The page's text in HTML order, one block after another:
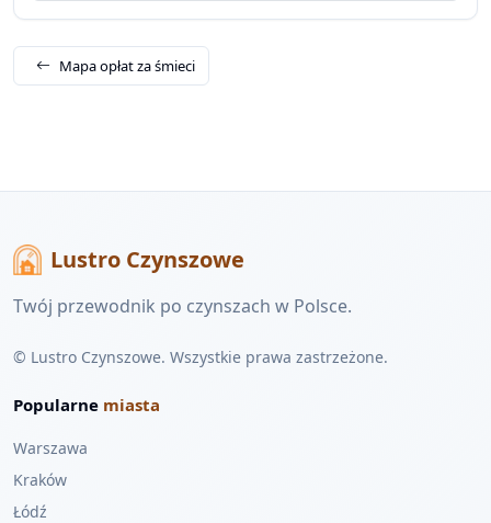
Mapa opłat za śmieci
Lustro Czynszowe
Twój przewodnik po czynszach w Polsce.
© Lustro Czynszowe. Wszystkie prawa zastrzeżone.
Popularne miasta
Warszawa
Kraków
Łódź